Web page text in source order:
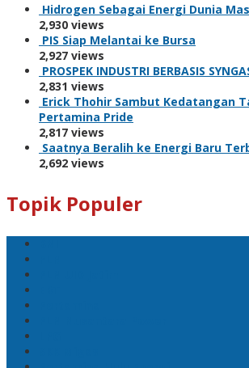
Hidrogen Sebagai Energi Dunia
2,930 views
PIS Siap Melantai ke Bursa
2,927 views
PROSPEK INDUSTRI BERBASIS
2,831 views
Erick Thohir Sambut Kedatangan
Pertamina Pride
2,817 views
Saatnya Beralih ke Energi Baru
2,692 views
Topik Populer